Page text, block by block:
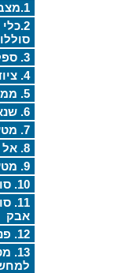
1.מצברים
3. ספקי כח
4. ציוד בדיקה ומדידה
5. ממירי מתח
6. שנאים/וריאקים
7. מטענים למצברים
8. אל פסק UPS
9. מטענים וסוללות ליתיום
10. סוללות למנופים
11.
אבק
12. פנל סולארי/ בקר טעינה
13.